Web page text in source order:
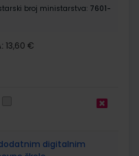
broj ministarstva: 7601-
13,60 €
dodatnim digitalnim